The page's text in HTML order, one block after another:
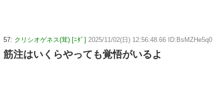
57: クリシオゲネス(茸) [ﾆﾀﾞ] 2025/11/02(日) 12:56:48.66 ID:BsMZHe5q0
筋注はいくらやっても覚悟がいるよ